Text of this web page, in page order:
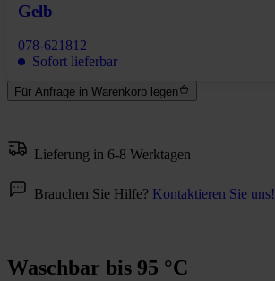
Gelb
078-621812
Sofort lieferbar
Für Anfrage in Warenkorb legen
Lieferung in 6-8 Werktagen
Brauchen Sie Hilfe? Kontaktieren Sie uns!
Waschbar bis 95 °C